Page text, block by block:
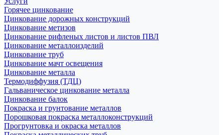
Горячее цинкование
Цинкование дорожных конструкций
Цинкование метизов
Цинкование рифленых листов и листов ПВЛ
Цинкование металлоизделий
Цинкование труб
Цинкование мачт освещения
Цинкование металла
Термодиффузия (ТДЦ)
Гальваническое цинкование металла
Цинкование балок
Покраска и грунтование металлов
Порошковая покраска металлоконструкций
Прогрунтовка и окраска металлов